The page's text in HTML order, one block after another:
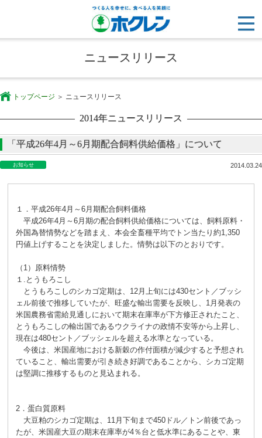
ニュースリリース
トップページ ニュースリリース
2014年ニュースリリース
「平成26年4月～6月期配合飼料供給価格」について
お知らせ 2014.03.24
１．平成26年4月～6月期配合飼料価格
平成26年4月～6月期の配合飼料供給価格については、飼料原料・
外国為替情勢などを踏まえ、本会全畜種平均でトン当たり約1,350
円値上げすることを決定しました。情勢は以下のとおりです。
（1）原料情勢
１.とうもろこし
とうもろこしのシカゴ定期は、12月上旬には430セント／ブッシ
ェル前後で推移していたが、旺盛な輸出需要を反映し、1月発表の
米国農務省需給見通しにおいて期末在庫率が下方修正されたこと、
とうもろこしの輸出国であるウクライナの政情不安等から上昇し、
現在は480セント／ブッシェルを超える水準となっている。
今後は、米国産地における新穀の作付面積が減少すると予想され
ていること、輸出需要が引き続き好調であることから、シカゴ定期
は堅調に推移するものと見込まれる。
2．蛋白質原料
大豆粕のシカゴ定期は、11月下旬まで450ドル／トン前後であっ
たが、米国産大豆の期末在庫率が4％台と低水準にあることや、東